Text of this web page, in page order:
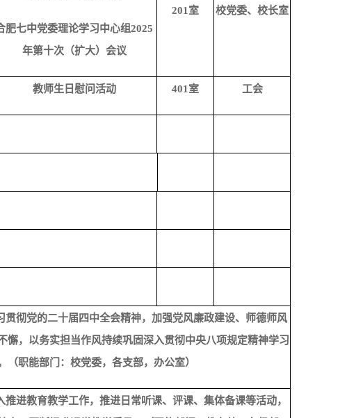
肥七中党委理论学习中心组2025
年第十次（扩大）会议
201室 校党委、校长室
教师生日慰问活动 401室 工会
贯彻党的二十届四中全会精神，加强党风廉政建设、师德师风
懈，以务实担当作风持续巩固深入贯彻中央八项规定精神学习
（职能部门：校党委，各支部，办公室）
推进教育教学工作，推进日常听课、评课、集体备课等活动，